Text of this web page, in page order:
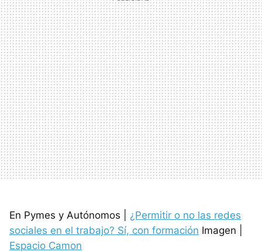
En Pymes y Autónomos | ¿Permitir o no las redes
sociales en el trabajo? Sí, con formación Imagen |
Espacio Camon